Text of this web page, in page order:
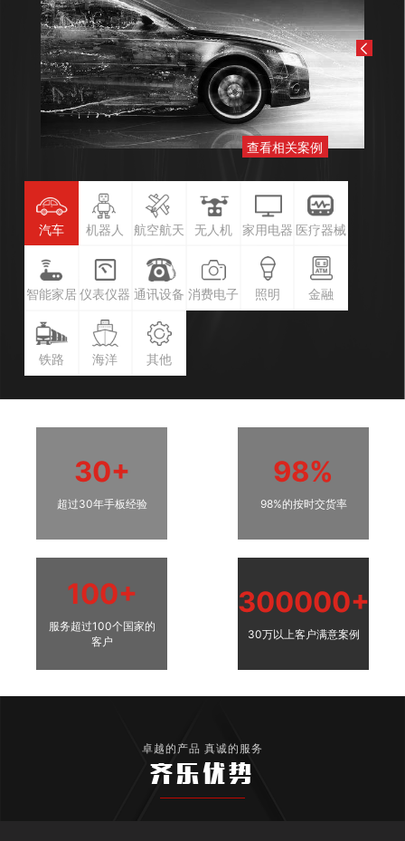
查看相关案例
汽车 机器人 航空航天 无人机 家用电器 医疗器械
智能家居 仪表仪器 通讯设备 消费电子 照明 金融
铁路 海洋 其他
30+
超过30年手板经验
98%
98%的按时交货率
100+
服务超过100个国家的
客户
300000+
30万以上客户满意案例
卓越的产品 真诚的服务
齐乐优势